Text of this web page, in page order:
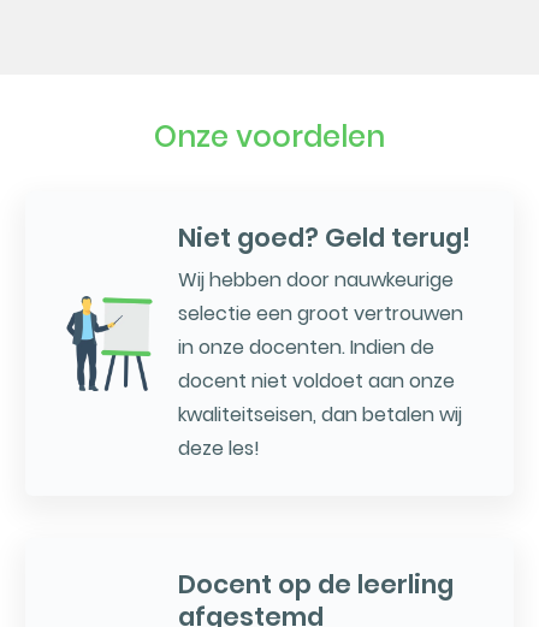
Onze voordelen
Niet goed? Geld terug!
Wij hebben door nauwkeurige
selectie een groot vertrouwen
in onze docenten. Indien de
docent niet voldoet aan onze
kwaliteitseisen, dan betalen wij
deze les!
Docent op de leerling
afgestemd